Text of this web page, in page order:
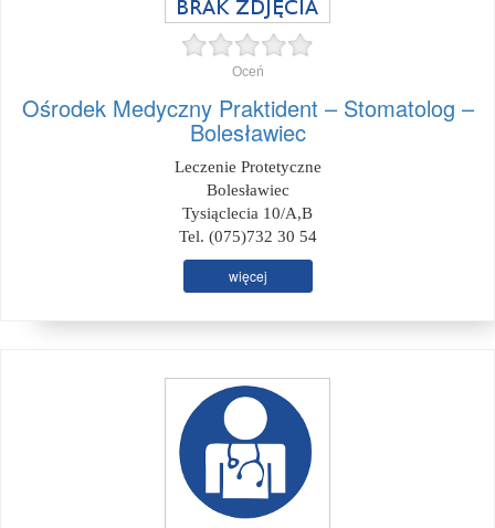
Oceń
Ośrodek Medyczny Praktident – Stomatolog –
Bolesławiec
Leczenie Protetyczne
Bolesławiec
Tysiąclecia 10/A,B
Tel. (075)732 30 54
więcej